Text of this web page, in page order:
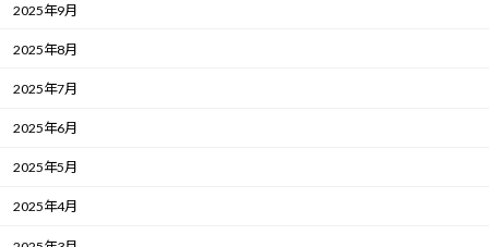
2025年9月
2025年8月
2025年7月
2025年6月
2025年5月
2025年4月